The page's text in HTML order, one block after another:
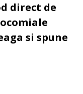
direct de
si spune